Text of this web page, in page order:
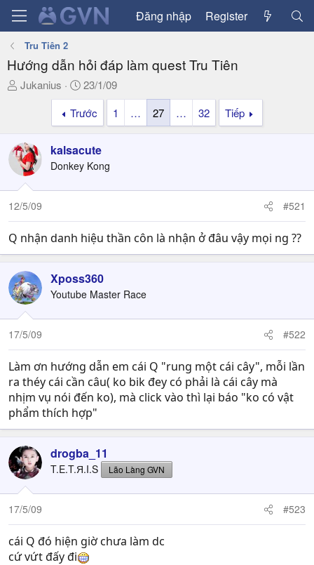
Đăng nhập Register
Tru Tiên 2
Hướng dẫn hỏi đáp làm quest Tru Tiên
T
a
d
s
t
a
e
Jukanius
N
g
à
y
ử
i
23/1/09
Trước
1 … 27 … 32 Tiếp
kalsacute
Donkey Kong
12/5/09 #521
Q nhận danh hiệu thần côn là nhận ở đâu vậy mọi ng ??
Xposs360
Youtube Master Race
17/5/09 #522
Làm ơn hướng dẫn em cái Q "rung một cái cây", mỗi lần
ra théy cái cần câu( ko bik đey có phải là cái cây mà
nhịm vụ nói đến ko), mà click vào thì lại báo "ko có vật
phẩm thích hợp"
drogba_11
T.E.T.Я.I.S Lão Làng GVN
17/5/09 #523
cái Q đó hiện giờ chưa làm dc
cứ vứt đấy đi